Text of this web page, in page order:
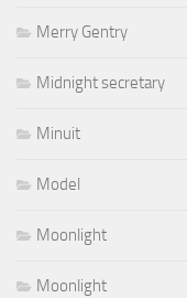
Merry Gentry
Midnight secretary
Minuit
Model
Moonlight
Moonlight